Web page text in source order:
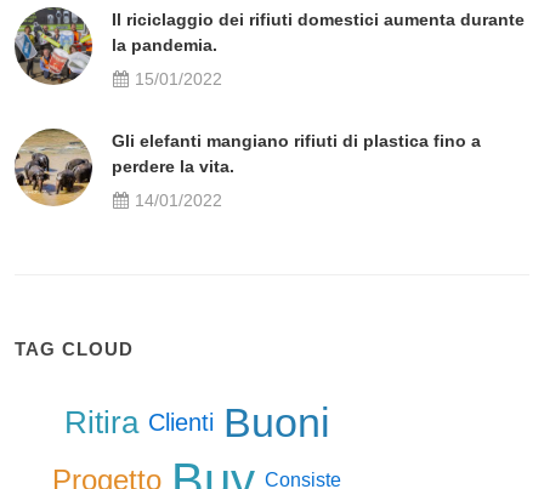
Il riciclaggio dei rifiuti domestici aumenta durante
la pandemia.
15/01/2022
Gli elefanti mangiano rifiuti di plastica fino a
perdere la vita.
14/01/2022
TAG CLOUD
Ritira Clienti Buoni
Progetto Consiste